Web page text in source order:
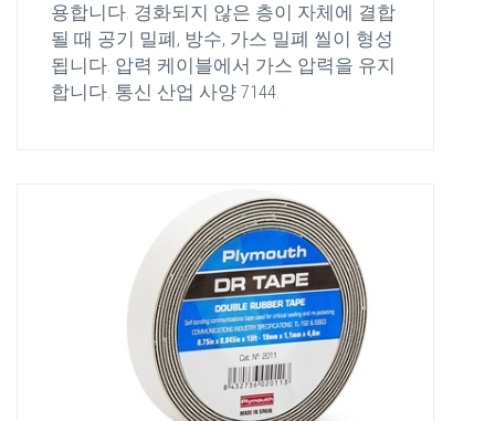
용합니다. 경화되지 않은 층이 자체에 결합
될 때 공기 밀폐, 방수, 가스 밀폐 씰이 형성
됩니다. 압력 케이블에서 가스 압력을 유지
합니다. 통신 산업 사양 7144.